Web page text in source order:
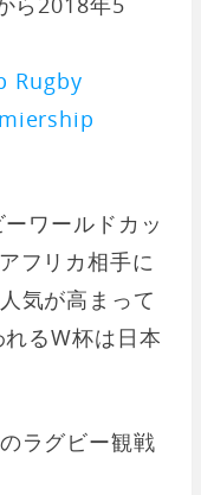
Rugby
ワールドカッ
フリカ相手に
気が高まって
るW杯は日本
ラグビー観戦